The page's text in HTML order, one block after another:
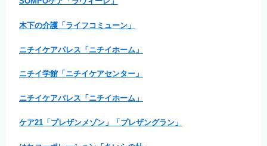
木下の介護「ライフコミューン」
ニチイケアパレス「ニチイホーム」
ニチイ学館「ニチイケアセンター」
ニチイケアパレス「ニチイホーム」
ケア21「プレザンメゾン」「プレザングラン」